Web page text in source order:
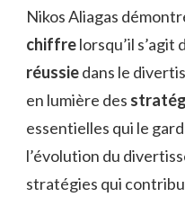
Nikos Aliagas
chiffrelorsqu’il s’agit
réussiedans le
en lumière des
essentielles qui le
l’évolution du
stratégies qui